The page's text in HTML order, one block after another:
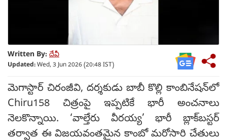
Written By: దేవీ
Updated:Wed, 3 Jun 2026 (20:48 IST)
మెగాస్టార్ చిరంజీవి, దర్శకుడు బాబీ కొల్లి కాంబినేషన్‌లో
Chiru158 చిత్రంపై ఇప్పటికే భారీ అంచనాలు
నెలకొన్నాయి. ‘వాల్తేరు వీరయ్య’ భారీ బ్లాక్‌బస్టర్
తర్వాత ఈ విజయవంతమైన కాంబో మరోసారి చేతులు